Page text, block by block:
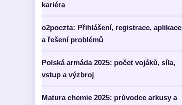
kariéra
o2poczta: Přihlášení, registrace, aplikace
a řešení problémů
Polská armáda 2025: počet vojáků, síla,
vstup a výzbroj
Matura chemie 2025: průvodce arkusy a